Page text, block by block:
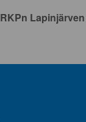
RKPn